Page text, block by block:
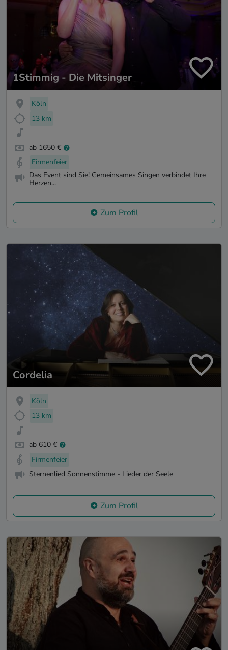
1Stimmig - Die Mitsinger
Köln
13 km
ab 1650 €
Firmenfeier
Das Event sind Sie! Gemeinsames Singen verbindet Ihre
Herzen...
Zum Profil
Cordelia
Köln
13 km
ab 610 €
Firmenfeier
Sternenlied Sonnenstimme - Lieder der Seele
Zum Profil